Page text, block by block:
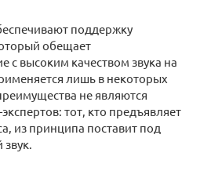
поддержку
обещает
с высоким качеством звука на
лишь в некоторых
не являются
тот, кто предъявляет
из принципа поставит под